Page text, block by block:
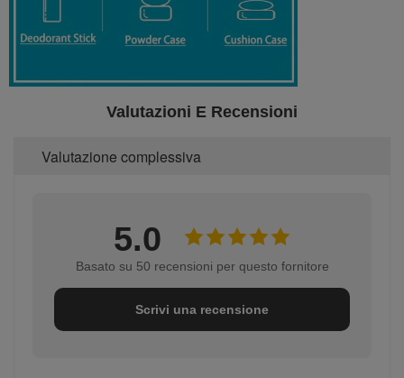
Valutazioni E Recensioni
Valutazione complessiva
5.0
Basato su 50 recensioni per questo fornitore
Scrivi una recensione